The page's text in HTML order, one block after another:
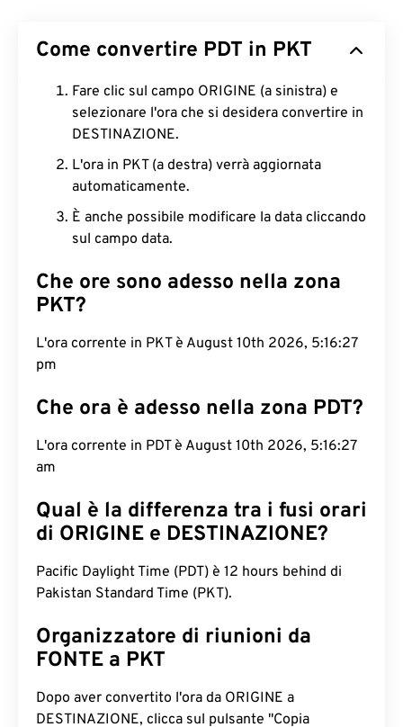
Come convertire PDT in PKT
Fare clic sul campo ORIGINE (a sinistra) e
selezionare l'ora che si desidera convertire in
DESTINAZIONE.
L'ora in PKT (a destra) verrà aggiornata
automaticamente.
È anche possibile modificare la data cliccando
sul campo data.
Che ore sono adesso nella zona
PKT?
L'ora corrente in PKT è August 10th 2026, 5:16:28
pm
Che ora è adesso nella zona PDT?
L'ora corrente in PDT è August 10th 2026, 5:16:28
am
Qual è la differenza tra i fusi orari
di ORIGINE e DESTINAZIONE?
Pacific Daylight Time (PDT) è 12 hours behind di
Pakistan Standard Time (PKT).
Organizzatore di riunioni da
FONTE a PKT
Dopo aver convertito l'ora da ORIGINE a
DESTINAZIONE, clicca sul pulsante "Copia